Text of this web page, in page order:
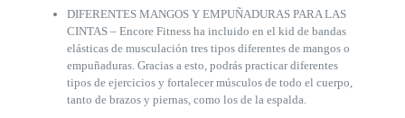
DIFERENTES MANGOS Y EMPUÑADURAS PARA LAS
CINTAS – Encore Fitness ha incluido en el kid de bandas
elásticas de musculación tres tipos diferentes de mangos o
empuñaduras. Gracias a esto, podrás practicar diferentes
tipos de ejercicios y fortalecer músculos de todo el cuerpo,
tanto de brazos y piernas, como los de la espalda.